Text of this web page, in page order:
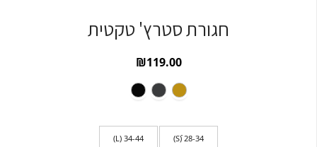
חגורת סטרץ' טקטית
₪119.00
28-34 ׂׂׂׂׂ(S) 34-44 (L)